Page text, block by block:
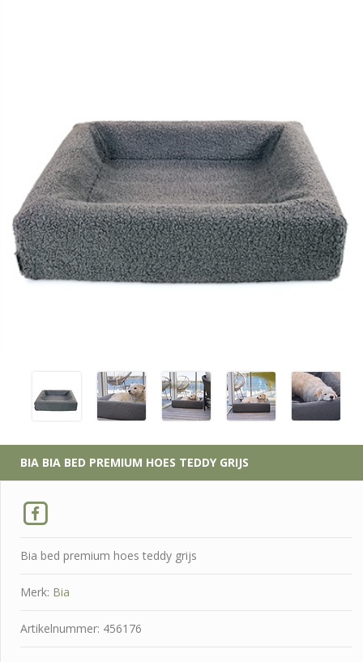
BIA BIA BED PREMIUM HOES TEDDY GRIJS
Bia bed premium hoes teddy grijs
Merk: Bia
Artikelnummer: 456176